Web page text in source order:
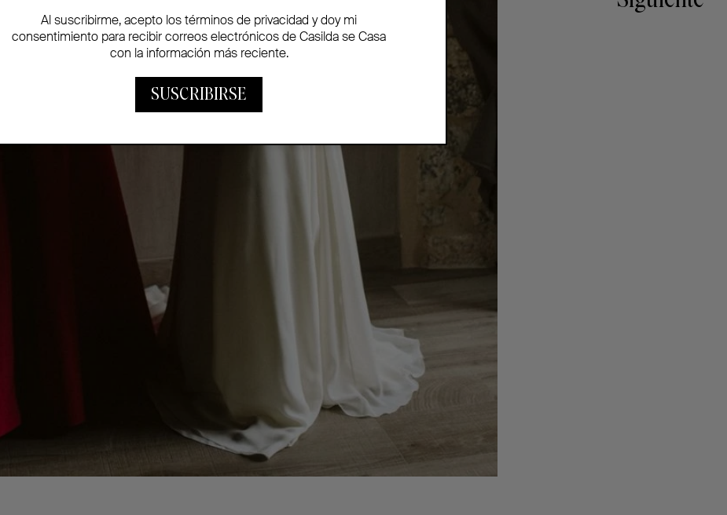
Al suscribirme, acepto los términos de privacidad y doy mi
consentimiento para recibir correos electrónicos de Casilda se Casa
con la información más reciente.
SUSCRIBIRSE